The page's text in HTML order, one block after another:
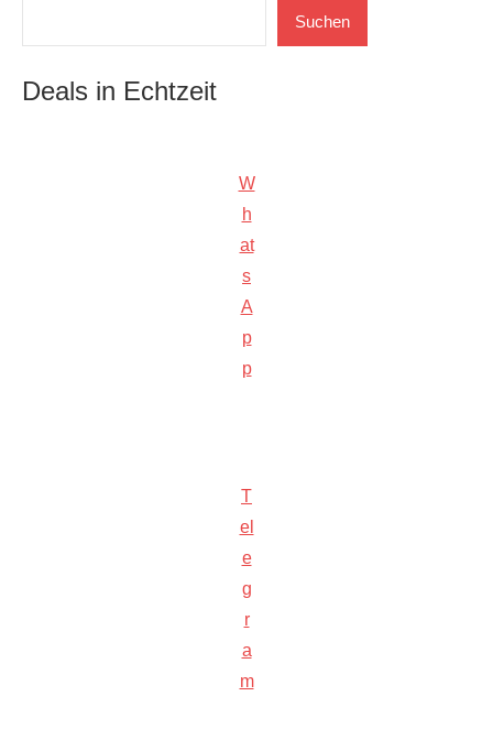
Suchen
Deals in Echtzeit
W
h
at
s
A
p
p
T
el
e
g
r
a
m